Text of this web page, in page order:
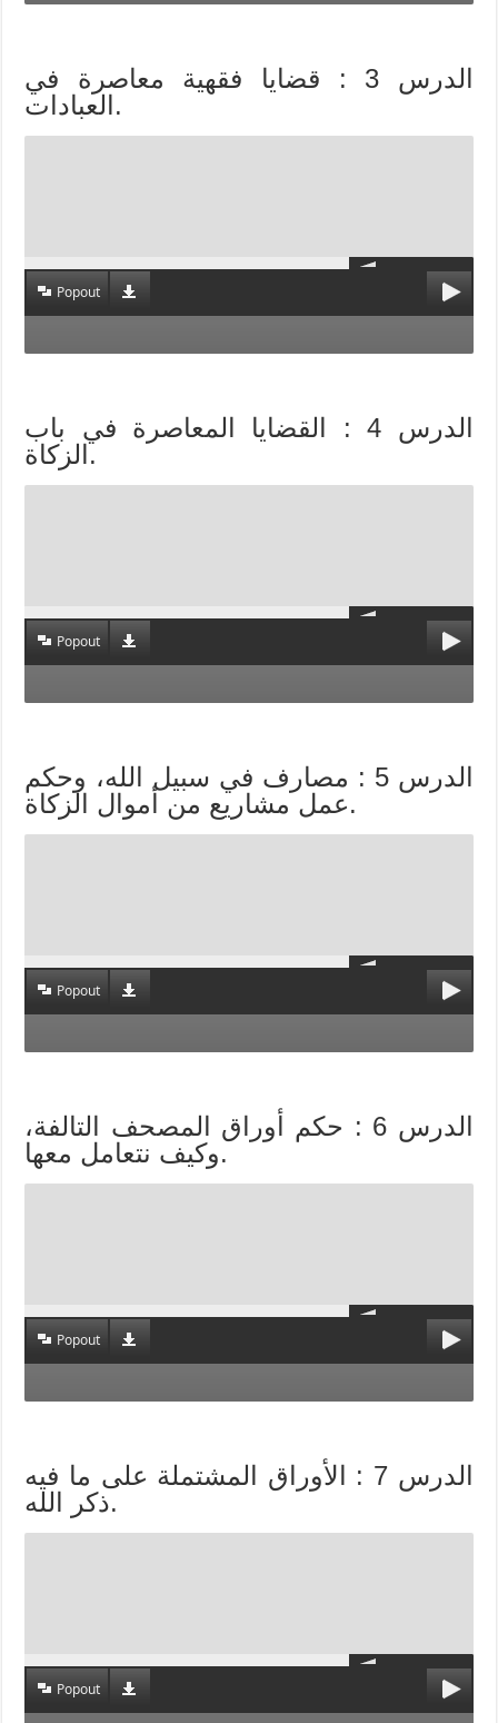
الدرس 3 : قضايا فقهية معاصرة في
العبادات.
Popout
الدرس 4 : القضايا المعاصرة في باب
الزكاة.
Popout
الدرس 5 : مصارف في سبيل الله، وحكم
عمل مشاريع من أموال الزكاة.
Popout
الدرس 6 : حكم أوراق المصحف التالفة،
وكيف نتعامل معها.
Popout
الدرس 7 : الأوراق المشتملة على ما فيه
ذكر الله.
Popout